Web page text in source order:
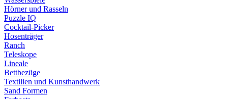
Hörner und Rasseln
Puzzle IQ
Cocktail-Picker
Hosenträger
Ranch
Teleskope
Lineale
Bettbezüge
Textilien und Kunsthandwerk
Sand Formen